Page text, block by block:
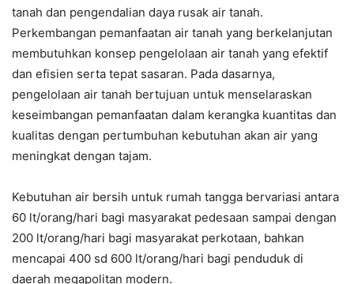
tanah dan pengendalian daya rusak air tanah.
Perkembangan pemanfaatan air tanah yang berkelanjutan
membutuhkan konsep pengelolaan air tanah yang efektif
dan efisien serta tepat sasaran. Pada dasarnya,
pengelolaan air tanah bertujuan untuk menselaraskan
keseimbangan pemanfaatan dalam kerangka kuantitas dan
kualitas dengan pertumbuhan kebutuhan akan air yang
meningkat dengan tajam.
Kebutuhan air bersih untuk rumah tangga bervariasi antara
60 lt/orang/hari bagi masyarakat pedesaan sampai dengan
200 lt/orang/hari bagi masyarakat perkotaan, bahkan
mencapai 400 sd 600 lt/orang/hari bagi penduduk di
daerah megapolitan modern.